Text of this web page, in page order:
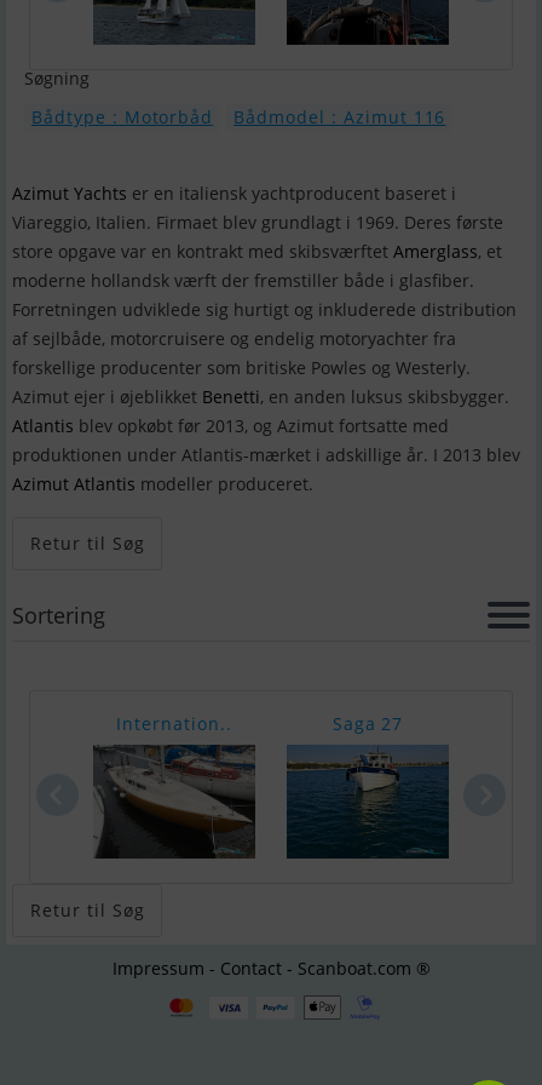
Søgning
Bådtype : Motorbåd
Bådmodel : Azimut 116
Azimut Yachts er en italiensk yachtproducent baseret i
Viareggio, Italien. Firmaet blev grundlagt i 1969. Deres første
store opgave var en kontrakt med skibsværftet Amerglass, et
moderne hollandsk værft der fremstiller både i glasfiber.
Forretningen udviklede sig hurtigt og inkluderede distribution
af sejlbåde, motorcruisere og endelig motoryachter fra
forskellige producenter som britiske Powles og Westerly.
Azimut ejer i øjeblikket Benetti, en anden luksus skibsbygger.
Atlantis blev opkøbt før 2013, og Azimut fortsatte med
produktionen under Atlantis-mærket i adskillige år. I 2013 blev
Azimut Atlantis modeller produceret.
Retur til Søg
Sortering
Internation.. Saga 27
Retur til Søg
Impressum - Contact - Scanboat.com ®